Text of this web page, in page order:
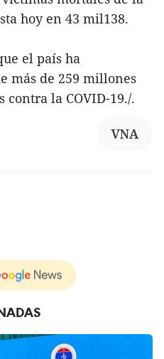
hoy en 43 mil138.
el país ha
más de 259 millones
contra la COVID-19./.
VNA